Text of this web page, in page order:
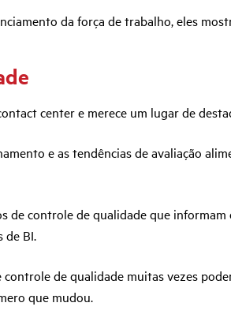
da força de trabalho, eles
center e merece um lugar de
e as tendências de avaliação
de controle de qualidade que
de BI.
de qualidade muitas vezes
que mudou.